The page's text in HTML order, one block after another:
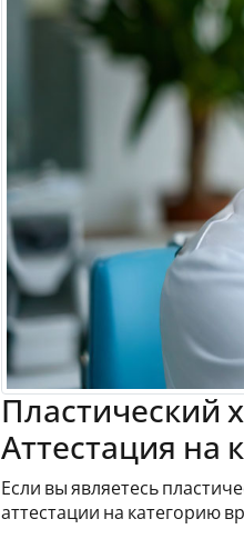
Пластический
Аттестация на
Если вы являетесь
аттестации на категорию